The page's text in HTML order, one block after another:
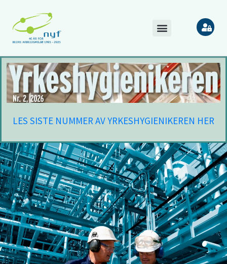
LES SISTE NUMMER AV YRKESHYGIENIKEREN HER